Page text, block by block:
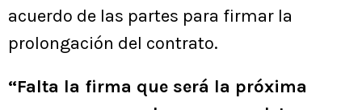
acuerdo de las partes para firmar la
prolongación del contrato.
“Falta la firma que será la próxima